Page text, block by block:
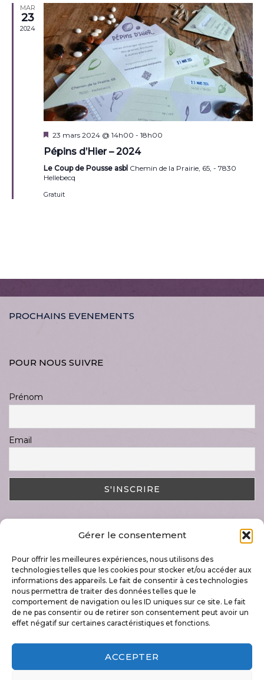
Gérer le consentement
Pour offrir les meilleures expériences, nous utilisons des
technologies telles que les cookies pour stocker et/ou accéder aux
informations des appareils. Le fait de consentir à ces technologies
nous permettra de traiter des données telles que le
comportement de navigation ou les ID uniques sur ce site. Le fait
de ne pas consentir ou de retirer son consentement peut avoir un
effet négatif sur certaines caractéristiques et fonctions.
ACCEPTER
MAR
23
2024
Mis
avant
23 mars 2024 @ 14h00 - 18h00
Pépins d’Hier – 2024
Le Coup de Pousse asbl Chemin de la Prairie, 65, - 7830
Hellebecq
Gratuit
PROCHAINS EVENEMENTS
POUR NOUS SUIVRE
Prénom
Email
DERNIER ARTICLE
Magnifique semaine « Art & Nature »
17 juillet 2023
+32 496 79 60 42